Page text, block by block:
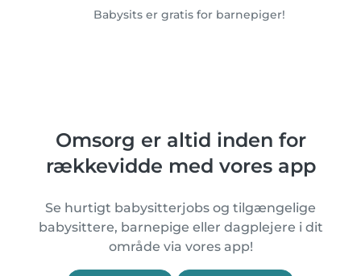
Babysits er gratis for barnepiger!
Omsorg er altid inden for
rækkevidde med vores app
Se hurtigt babysitterjobs og tilgængelige
babysittere, barnepige eller dagplejere i dit
område via vores app!